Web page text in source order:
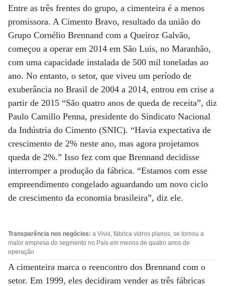
Entre as três frentes do grupo, a cimenteira é a menos
promissora. A Cimento Bravo, resultado da união do
Grupo Cornélio Brennand com a Queiroz Galvão,
começou a operar em 2014 em São Luis, no Maranhão,
com uma capacidade instalada de 500 mil toneladas ao
ano. No entanto, o setor, que viveu um período de
exuberância no Brasil de 2004 a 2014, entrou em crise a
partir de 2015 “São quatro anos de queda de receita”, diz
Paulo Camillo Penna, presidente do Sindicato Nacional
da Indústria do Cimento (SNIC). “Havia expectativa de
crescimento de 2% neste ano, mas agora projetamos
queda de 2%.” Isso fez com que Brennand decidisse
interromper a produção da fábrica. “Estamos com esse
empreendimento congelado aguardando um novo ciclo
de crescimento da economia brasileira”, diz ele.
Transparência nos negócios: a Vivix, fábrica vidros planos, se tornou a
maior empresa do segmento no País em menos de quatro anos de
operação
A cimenteira marca o reencontro dos Brennand com o
setor. Em 1999, eles decidiram vender as três fábricas